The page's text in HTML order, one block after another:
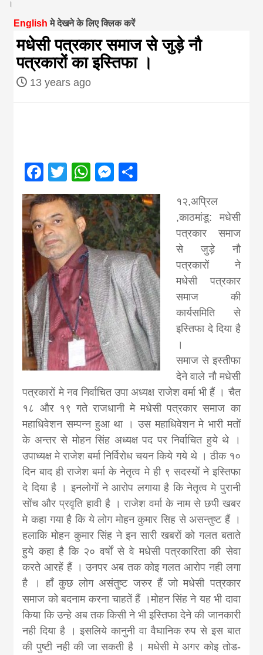
magazine of
Nepal brings
news in hindi
news,
khabar
।
English मे देखने के लिए क्लिक करें
मधेसी पत्रकार समाज से जुड़े नौ
पत्रकारों का इस्तिफा ।
13 years ago
Facebook
Twitter
WhatsApp
Messenger
१२,अप्रिल
,काठमांडू:
मधेसी
पत्रकार
समाज
सेजुड़े
नौ
पत्रकारोंने
मधेसी
पत्रकार
समाज की
कार्यसमिति से
इस्तिफा दे दिया है
।
समाज सेइस्तीफा
देने वाले नौ मधेसी
पत्रकारों मेनव निर्वाचित उपा अध्यक्ष राजेश वर्माभीहैं । चैत
१८ और १९ गते राजधानी मे मधेसी पत्रकार समाज का
महाधिवेशन सम्पन्न हुआ था । उस महाधिवेशन मे भारी मतों
के अन्तर से मोहन सिंह अध्यक्ष पद पर निर्वाचित हुये थे ।
उपाध्यक्ष मे राजेश बर्मा निर्विरोध चयन किये गये थे । ठीक १०
दिन बाद ही राजेश बर्मा के नेतृत्व मे ही ९ सदस्यों ने इस्तिफा
दे दिया है । इनलोगों ने आरोप लगाया है कि नेतृत्व मे पुरानी
सोंच और प्रवृति हावी है । राजेश वर्मा के नाम से छपी खबर
मे कहा गया है कि ये लोग मोहन कुमार सिह से असन्तुष्ट हैं ।
हलाकि मोहन कुमार सिंह ने इन सारी खबरों को गलत बताते
हुये कहा है कि २० वर्षों से वे मधेसी पत्रकारिता की सेवा
करते आरहें हैं । उनपर अब तक कोइ गलत आरोप नही लगा
है । हाँ कुछ लोग असंतुष्ट जरुर हैं जो मधेसी पत्रकार
समाज को बदनाम करना चाहतें हैं ।मोहन सिंह ने यह भी दावा
किया कि उन्हे अब तक किसी ने भी इस्तिफा देने की जानकारी
नही दिया है । इसलिये कानुनी वा वैघानिक रुप से इस बात
की पुष्टी नही की जा सकती है । मधेसी मे अगर कोइ तोड-